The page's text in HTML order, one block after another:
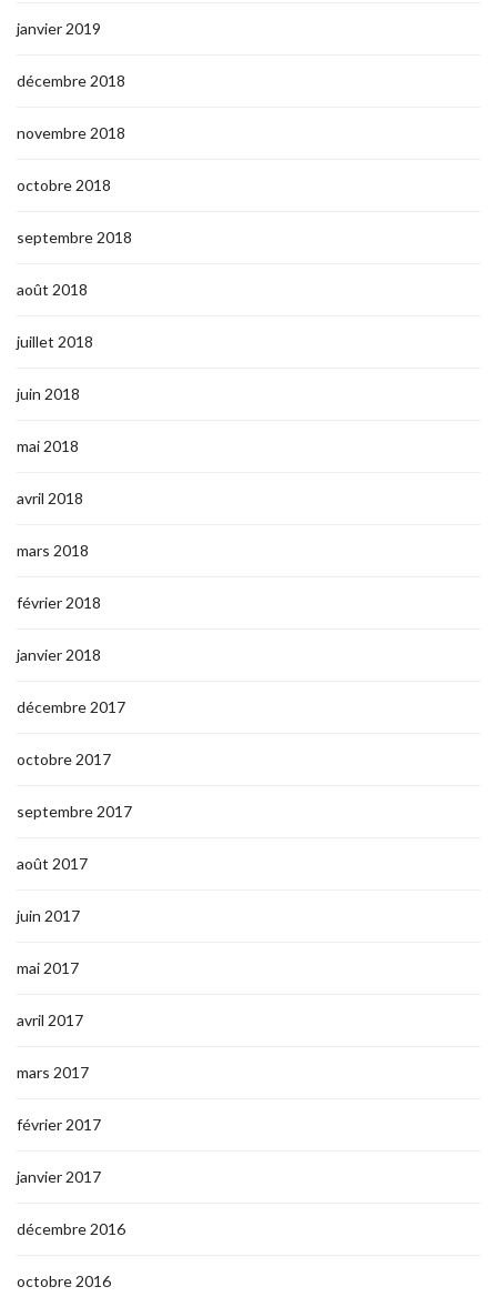
janvier 2019
décembre 2018
novembre 2018
octobre 2018
septembre 2018
août 2018
juillet 2018
juin 2018
mai 2018
avril 2018
mars 2018
février 2018
janvier 2018
décembre 2017
octobre 2017
septembre 2017
août 2017
juin 2017
mai 2017
avril 2017
mars 2017
février 2017
janvier 2017
décembre 2016
octobre 2016